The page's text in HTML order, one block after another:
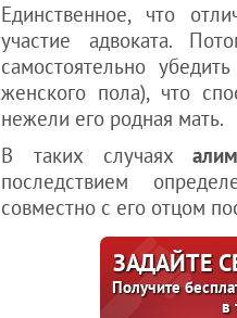
Единственное, что
участие адвоката.
самостоятельно
женского пола), что
нежели его родная мать.
В таких случаях
последствием
совместно с его отцом
ЗАДАЙТЕ
Получите
в